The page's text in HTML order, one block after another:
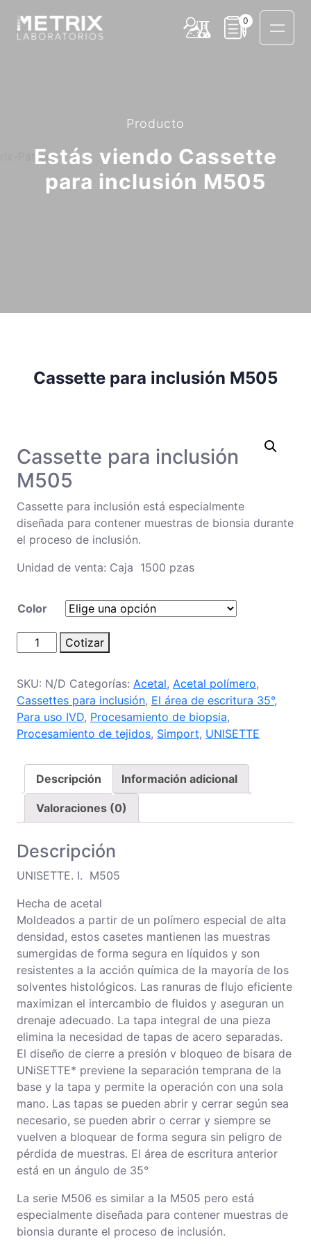
0
Producto
Estás viendo Cassette
para inclusión M505
Cassette para inclusión M505
Cassette para inclusión
M505
Cassette para inclusión está especialmente
diseñada para contener muestras de bionsia durante
el proceso de inclusión.
Unidad de venta: Caja 1500 pzas
Color
Cassette
para
M505
cantidad
Cotizar
SKU: N/D Categorías: Acetal, Acetal polímero,
Cassettes para inclusión, El área de escritura 35°,
Para uso IVD, Procesamiento de biopsia,
Procesamiento de tejidos, Simport, UNISETTE
Descripción Información adicional
Valoraciones (0)
Descripción
UNISETTE. I. M505
Hecha de acetal
Moldeados a partir de un polímero especial de alta
densidad, estos casetes mantienen las muestras
sumergidas de forma segura en líquidos y son
resistentes a la acción química de la mayoría de los
solventes histológicos. Las ranuras de flujo eficiente
maximizan el intercambio de fluidos y aseguran un
drenaje adecuado. La tapa integral de una pieza
elimina la necesidad de tapas de acero separadas.
El diseño de cierre a presión v bloqueo de bisara de
UNiSETTE* previene la separación temprana de la
base y la tapa y permite la operación con una sola
mano. Las tapas se pueden abrir y cerrar según sea
necesario, se pueden abrir o cerrar y siempre se
vuelven a bloquear de forma segura sin peligro de
pérdida de muestras. El área de escritura anterior
está en un ángulo de 35°
La serie M506 es similar a la M505 pero está
especialmente diseñada para contener muestras de
bionsia durante el proceso de inclusión.